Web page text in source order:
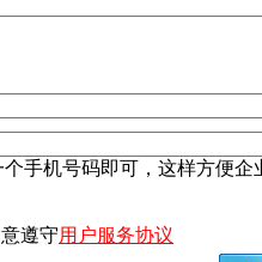
个手机号码即可，这样方便企
遵守用户服务协议